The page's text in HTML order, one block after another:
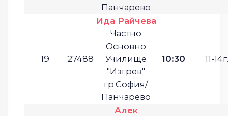
Панчарево
19 27488
Ида Райчева
Частно
Основно
Училище
"Изгрев"
гр.София/
Панчарево
10:30 11-14г.
Алек